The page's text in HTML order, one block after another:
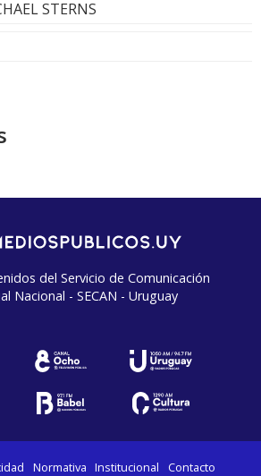
STERNS
del Servicio de Comunicación
Nacional - SECAN - Uruguay
Normativa Institucional Contacto